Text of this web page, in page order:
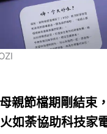
親節檔期剛結束
如荼協助科技家